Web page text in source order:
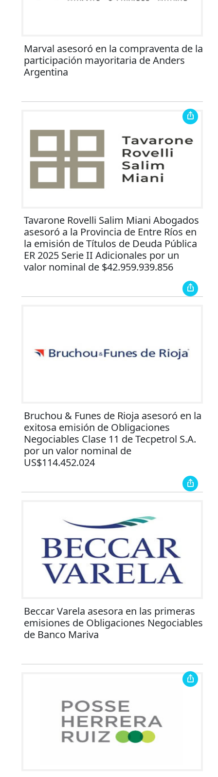
Marval asesoró en la compraventa de la
participación mayoritaria de Anders
Argentina
Tavarone Rovelli Salim Miani Abogados
asesoró a la Provincia de Entre Ríos en
la emisión de Títulos de Deuda Pública
ER 2025 Serie II Adicionales por un
valor nominal de $42.959.939.856
Bruchou & Funes de Rioja asesoró en la
exitosa emisión de Obligaciones
Negociables Clase 11 de Tecpetrol S.A.
por un valor nominal de
US$114.452.024
Beccar Varela asesora en las primeras
emisiones de Obligaciones Negociables
de Banco Mariva